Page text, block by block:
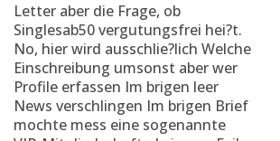
Letter aber die Frage, ob
Singlesab50 vergutungsfrei hei?t.
No, hier wird ausschlie?lich Welche
Einschreibung umsonst aber wer
Profile erfassen Im brigen leer
News verschlingen Im brigen Brief
mochte mess eine sogenannte